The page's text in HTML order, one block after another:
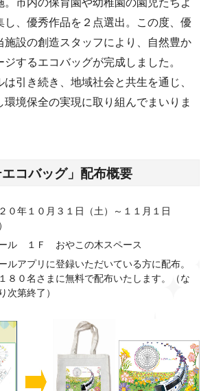
し、優秀作品を２点選出。この度、優
施設の創造スタッフにより、自然豊か
するエコバッグが完成しました。
引き続き、地域社会と共生を通じ、
環境保全の実現に取り組んでまいりま
エコバッグ」配布概要
０年１０月３１日（土）～１１月１日
ル １Ｆ おやこの木スペース
ルアプリに登録いただいている方に配布。
８０名さまに無料で配布いたします。（な
次第終了）